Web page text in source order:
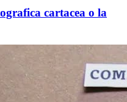
cartacea o la